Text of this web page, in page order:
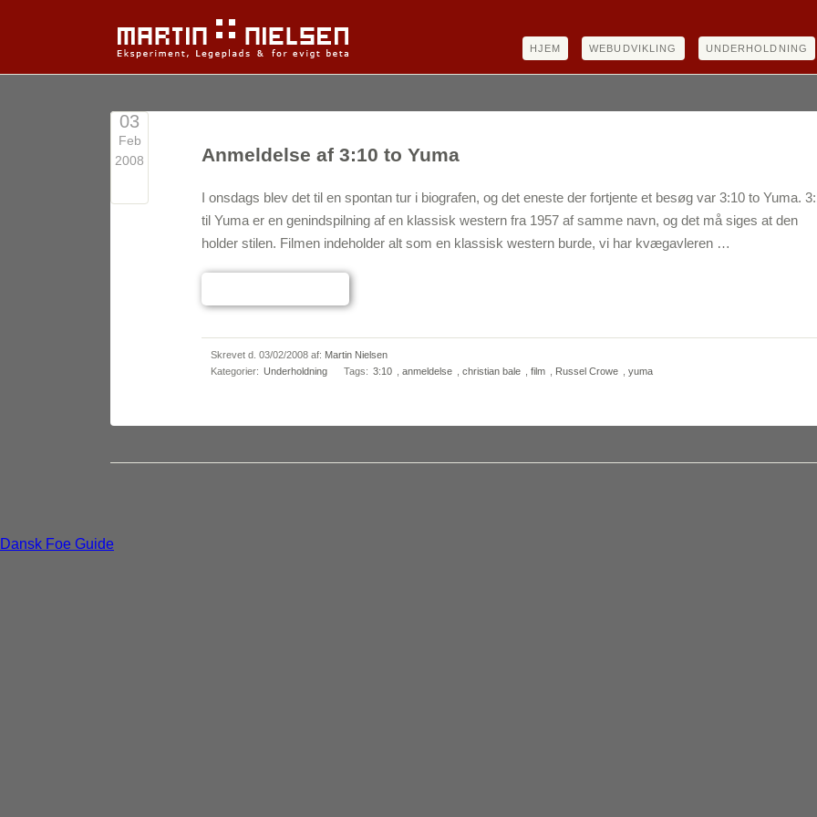
HJEM WEBUDVIKLING UNDERHOLDNING
03
Feb
2008
Anmeldelse af 3:10 to Yuma
I onsdags blev det til en spontan tur i biografen, og det eneste der fortjente et besøg var 3:10 to Yuma.
til Yuma er en genindspilning af en klassisk western fra 1957 af samme navn, og det må siges at den
holder stilen. Filmen indeholder alt som en klassisk western burde, vi har kvægavleren …
Skrevet d. 03/02/2008 af: Martin Nielsen
Kategorier: Underholdning Tags: 3:10 anmeldelse christian bale film Russel Crowe yuma
Dansk Foe Guide